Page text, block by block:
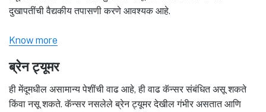
दुखापतींची वैद्यकीय तपासणी करणे आवश्यक आहे.
Know more
ब्रेन ट्यूमर
ही मेंदूमधील असामान्य पेशींची वाढ आहे, ही वाढ कॅन्सर संबंधित असू शकते
किंवा नसू शकते. कॅन्सर नसलेले ब्रेन ट्यूमर देखील गंभीर असतात आणि